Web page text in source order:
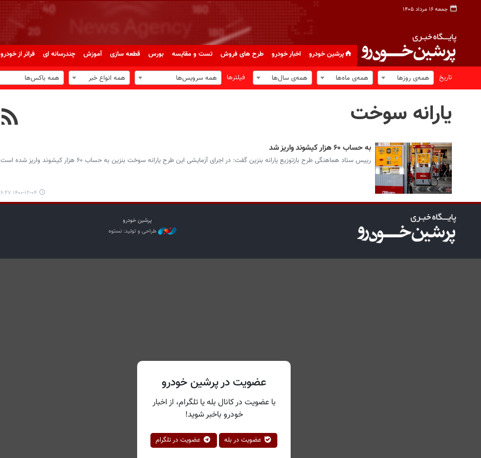
جمعه ۱۶ مرداد ۱۴۰۵
پرشین خودرو اخبار خودرو طرح های فروش تست و مقایسه بورس قطعه سازی آموزش چندرسانه ای فراتر از خودرو
تاریخ همه‌ی روزها همه‌ی ماه‌ها همه‌ی سال‌ها فیلترها همه سرویس‌ها همه انواع خبر همه باکس‌ها
یارانه سوخت
به حساب ۶۰ هزار کیشوند واریز شد
رییس ستاد هماهنگی طرح بازتوزیع یارانه بنزین گفت: در اجرای آزمایشی این طرح یارانه سوخت بنزین به حساب ۶۰ هزار کیشوند واریز شده است.
۱۴۰۰-۱۲-۰۴ ۱۶:۲۷
پرشین خودرو
طراحی و تولید: نستوه
عضویت در پرشین خودرو
با عضویت در کانال بله یا تلگرام، از اخبار
خودرو باخبر شوید!
عضویت در بله عضویت در تلگرام